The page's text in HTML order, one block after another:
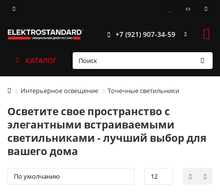
+7 (921) 907-34-59
КАТАЛОГ
Интерьерное освещение Точечные светильники
Осветите свое пространство с
элегантными встраиваемыми
светильниками - лучший выбор для
вашего дома